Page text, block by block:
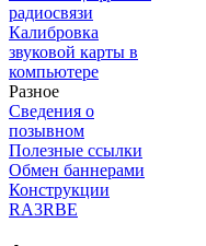
радиосвязи
Калибровка
звуковой карты в
компьютере
Разное
Сведения о
позывном
Полезные ссылки
Обмен баннерами
Конструкции
RA3RBE